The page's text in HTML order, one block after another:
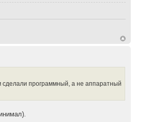
сделали программный, а не аппаратный